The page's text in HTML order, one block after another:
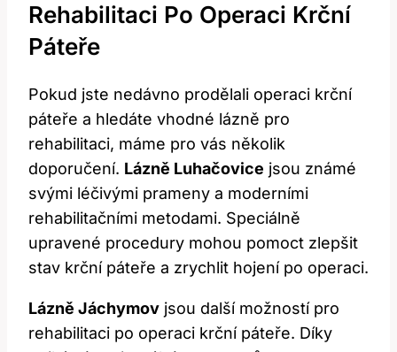
Rehabilitaci Po Operaci Krční
Páteře
Pokud jste nedávno prodělali operaci krční
páteře a hledáte vhodné lázně pro
rehabilitaci, máme pro vás několik
doporučení. Lázně Luhačovice jsou známé
svými léčivými prameny a moderními
rehabilitačními metodami. Speciálně
upravené procedury mohou pomoct zlepšit
stav krční páteře a zrychlit hojení po operaci.
Lázně Jáchymov jsou další možností pro
rehabilitaci po operaci krční páteře. Díky